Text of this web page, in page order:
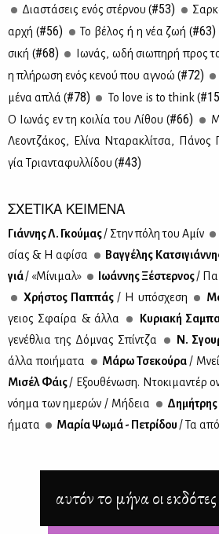
Δια­στά­σεις ενός στέρ­νου (#53)
αρ­χή (#56) Το βέ­λος ή η νέα ζωή (#63)
σι­κή (#68) Ιω­νάς, ωδή σιω­πη­ρή προς
η πλή­ρω­ση ενός κε­νού που αγνοώ (#72)
μέ­να απλά (#78) To love is to think (
Ο Ιω­νάς εν τη κοι­λία του Λί­θου (#66)
Λε­ον­τζά­κος, Ελί­να Ντα­ρα­κλί­τσα,
γία Τρια­ντα­φυλ­λί­δου (#43)
ΣΧΕΤΙΚΑ ΚΕΙΜΕΝΑ
Γιάν­νης Λ. Γκού­μας/ Στην πό­λη του Αμίν
σί­ας & Η αφί­σα
Βαγ­γέ­λης
γιά/ «Μί­νι­μαλ» Ιω­άν­νης Ξέ­στερ­νος/
Χρή­στος Παπ­πάς / Η υπό­σχε­ση
γειος Σφαί­ρα & άλ­λα
Κυ­ρια­κή
γε­νέ­θλια της Δό­μνας Σπίν­τζα
Ν.
άλ­λα ποι­ή­μα­τα
Μά­ρω Τσε­κού­ρα /
Μι­σέλ Φάις/ Εξου­θέ­νω­ση. Ντο­κι­μα­ντέρ
νό­η­μα των ημε­ρών / Μή­δεια
ή­μα­τα
Μα­ρία Ψω­μά - Πε­τρί­δου / Τα
αυτόν το μήνα οι